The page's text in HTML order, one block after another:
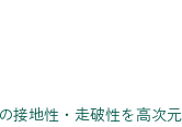
地性・走破性を高次